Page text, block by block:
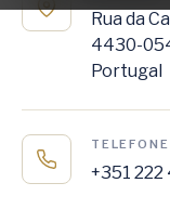
Rua da
4430-
Portugal
TELEFONE
+351 222